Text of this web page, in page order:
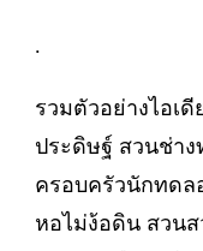
.
รวมตัวอย่างไอเ
ประดิษฐ์ สวนช่า
ครอบครัวนักทดล
หอไม่ง้อดิน สวน